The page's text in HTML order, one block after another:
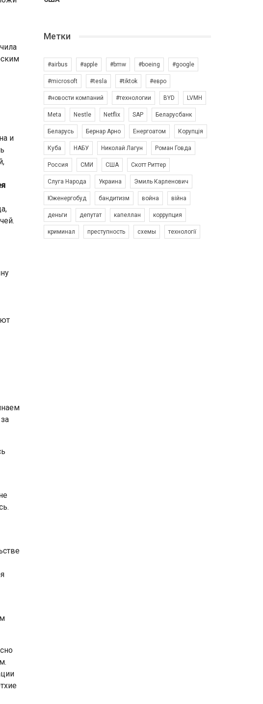
и
Метки
#airbus #apple #bmw #boeing #google
#microsoft #tesla #tiktok #евро
#новости компаний #технологии BYD LVMH
Meta Nestle Netflix SAP Беларусбанк
Беларусь Бернар Арно Енергоатом Корупція
Куба НАБУ Николай Лагун Роман Говда
Россия СМИ США Скотт Риттер
Слуга Народа Украина Эмиль Карленович
Юженергобуд бандитизм война війна
деньги депутат капеллан коррупция
криминал преступность схемы технології